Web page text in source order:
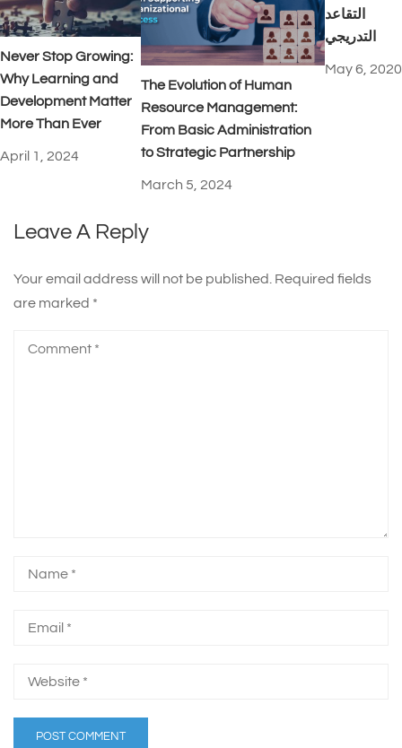
Never Stop Growing:
Why Learning and
Development Matter
More Than Ever
April 1, 2024
The Evolution of Human
Resource Management:
From Basic Administration
to Strategic Partnership
March 5, 2024
التقاعد
التدريجي
May 6, 2020
Leave A Reply
Your email address will not be published. Required fields
are marked *